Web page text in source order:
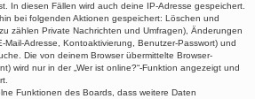
In diesen Fällen wird auch deine IP-Adresse gespeichert.
bei folgenden Aktionen gespeichert: Löschen und
zählen Private Nachrichten und Umfragen), Änderungen
Mail-Adresse, Kontoaktivierung, Benutzer-Passwort) und
Die von deinem Browser übermittelte Browser-
wird nur in der „Wer ist online?“-Funktion angezeigt und
Funktionen des Boards, dass weitere Daten